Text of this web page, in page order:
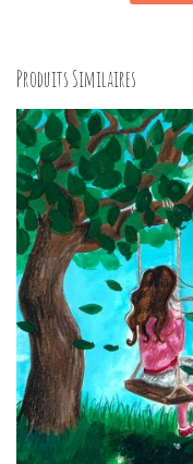
Produits Similaires